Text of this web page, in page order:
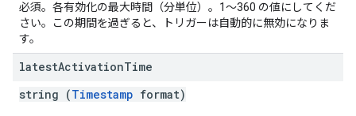
必須。各有効化の最大時間（分単位）。1～360 の値にしてくだ
さい。この期間を過ぎると、トリガーは自動的に無効になりま
す。
latestActivationTime
string (Timestamp format)